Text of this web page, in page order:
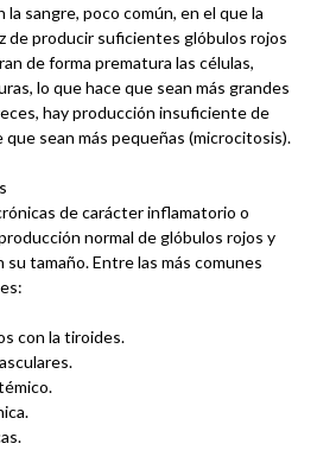
la sangre, poco común, en el que la
de producir suficientes glóbulos rojos
de forma prematura las células,
lo que hace que sean más grandes
hay producción insuficiente de
que sean más pequeñas (microcitosis).
de carácter inflamatorio o
normal de glóbulos rojos y
tamaño. Entre las más comunes
con la tiroides.